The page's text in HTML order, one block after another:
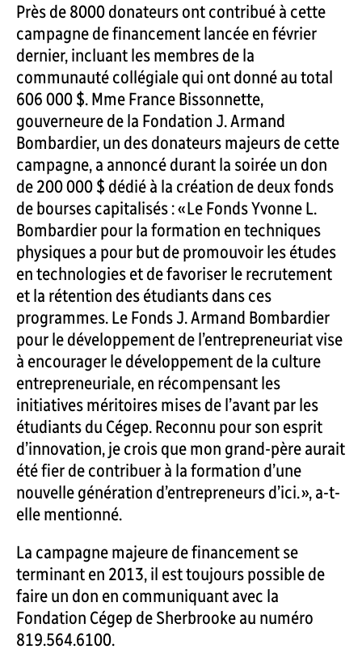
Près de 8000 donateurs ont contribué à cette
campagne de financement lancée en février
dernier, incluant les membres de la
communauté collégiale qui ont donné au total
606 000 $. Mme France Bissonnette,
gouverneure de la Fondation J. Armand
Bombardier, un des donateurs majeurs de cette
campagne, a annoncé durant la soirée un don
de 200 000 $ dédié à la création de deux fonds
de bourses capitalisés : « Le Fonds Yvonne L.
Bombardier pour la formation en techniques
physiques a pour but de promouvoir les études
en technologies et de favoriser le recrutement
et la rétention des étudiants dans ces
programmes. Le Fonds J. Armand Bombardier
pour le développement de l’entrepreneuriat vise
à encourager le développement de la culture
entrepreneuriale, en récompensant les
initiatives méritoires mises de l’avant par les
étudiants du Cégep. Reconnu pour son esprit
d’innovation, je crois que mon grand-père aurait
été fier de contribuer à la formation d’une
nouvelle génération d’entrepreneurs d’ici. », a-t-
elle mentionné.
La campagne majeure de financement se
terminant en 2013, il est toujours possible de
faire un don en communiquant avec la
Fondation Cégep de Sherbrooke au numéro
819.564.6100.